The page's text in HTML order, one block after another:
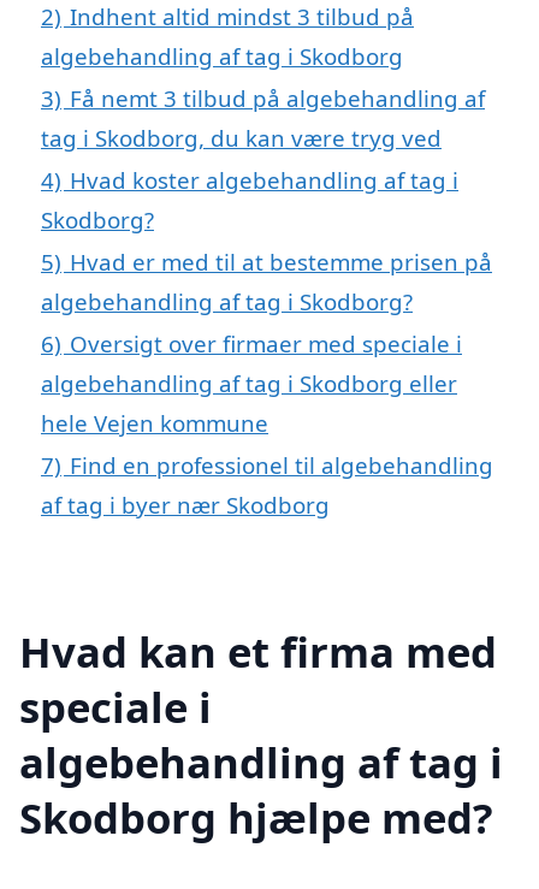
2) Indhent altid mindst 3 tilbud på
algebehandling af tag i Skodborg
3) Få nemt 3 tilbud på algebehandling af
tag i Skodborg, du kan være tryg ved
4) Hvad koster algebehandling af tag i
Skodborg?
5) Hvad er med til at bestemme prisen på
algebehandling af tag i Skodborg?
6) Oversigt over firmaer med speciale i
algebehandling af tag i Skodborg eller
hele Vejen kommune
7) Find en professionel til algebehandling
af tag i byer nær Skodborg
Hvad kan et firma med
speciale i
algebehandling af tag i
Skodborg hjælpe med?